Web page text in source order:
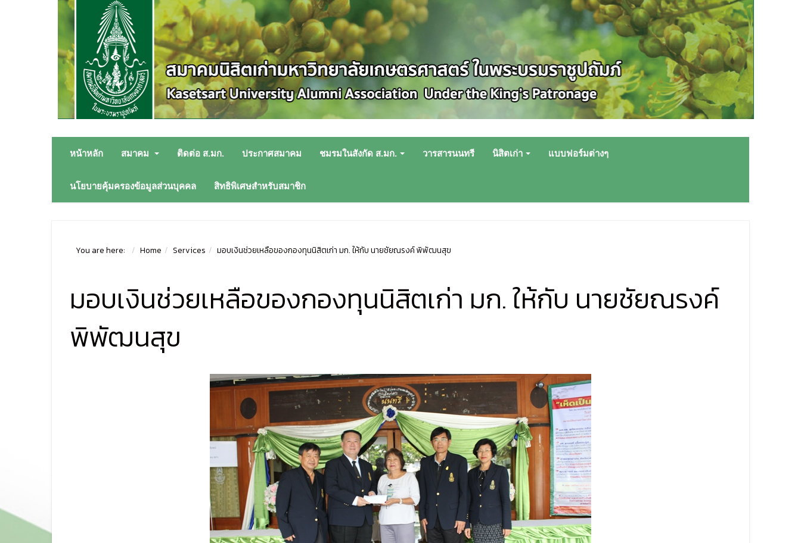
หน้าหลัก สมาคม ติดต่อ ส.มก. ประกาศสมาคม ชมรมในสังกัด ส.มก. วารสารนนทรี นิสิตเก่า แบบฟอร์มต่างๆ
นโยบายคุ้มครองข้อมูลส่วนบุคคล สิทธิพิเศษสำหรับสมาชิก
You are here: Home Services มอบเงินช่วยเหลือของกองทุนนิสิตเก่า มก. ให้กับ นายชัยณรงค์ พิพัฒนสุข
มอบเงินช่วยเหลือของกองทุนนิสิตเก่า มก. ให้กับ นายชัยณรงค์
พิพัฒนสุข